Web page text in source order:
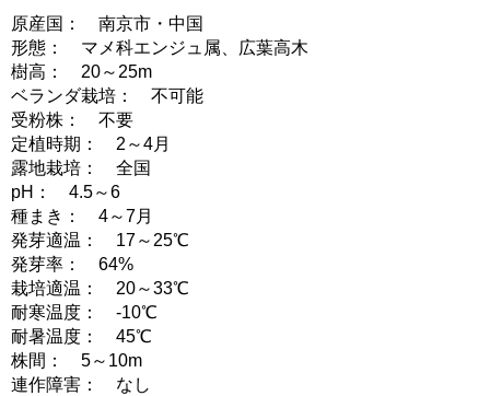
原産国： 南京市・中国
形態： マメ科エンジュ属、広葉高木
樹高： 20～25m
ベランダ栽培： 不可能
受粉株： 不要
定植時期： 2～4月
露地栽培： 全国
pH： 4.5～6
種まき： 4～7月
発芽適温： 17～25℃
発芽率： 64%
栽培適温： 20～33℃
耐寒温度： -10℃
耐暑温度： 45℃
株間： 5～10m
連作障害： なし